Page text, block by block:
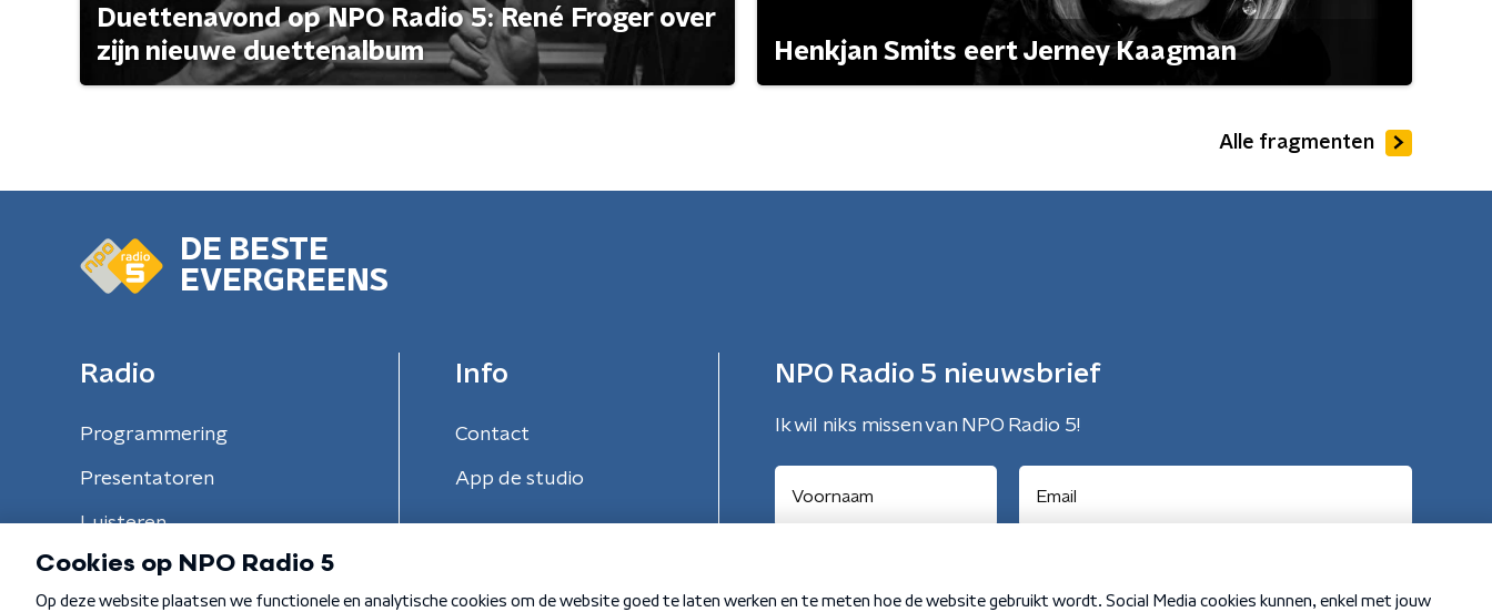
Duettenavond op NPO Radio 5: René Froger over
zijn nieuwe duettenalbum
Henkjan Smits eert Jerney Kaagman
Alle fragmenten
DE BESTE
EVERGREENS
Radio
Programmering
Presentatoren
Luisteren
Info
Contact
App de studio
NPO Radio 5 nieuwsbrief
Ik wil niks missen van NPO Radio 5!